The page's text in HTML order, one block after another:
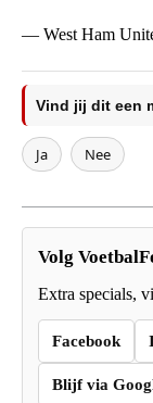
— West Ham
Vind jij dit een
Ja Nee
Volg
Extra specials,
Facebook
Blijf via